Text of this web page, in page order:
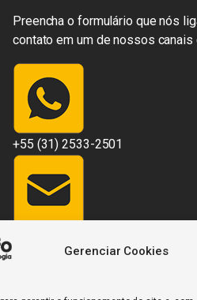
Gerenciar Cookies
Preencha o formulário que nós
contato em um de nossos canais
+55 (31) 2533-2501